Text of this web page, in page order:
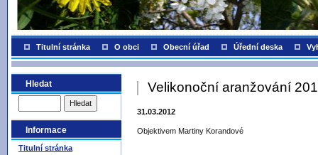
Titulní stránka O obci Obecní úřad Úřední deska
Hledat
Informace
Titulní stránka
Velikonoční aranžování
31.03.2012
Objektivem Martiny Korandové